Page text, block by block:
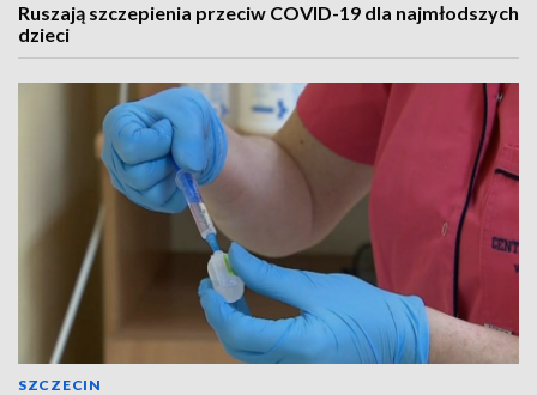
Ruszają szczepienia przeciw COVID-19 dla najmłodszych
dzieci
SZCZECIN